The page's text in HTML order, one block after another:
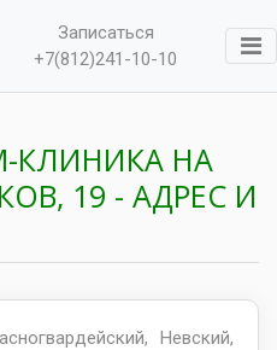
Записаться
+7(812)241-10-10
КЛИНИКА НА
19 - АДРЕС И
Невский,